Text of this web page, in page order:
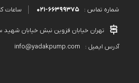
شماره تماس : 021-66399375 ساعات کاری:شنبه
تهران خیابان قزوین نبش خیابان شهید سبحانی
آدرس ایمیل :
info@yadakpump.com